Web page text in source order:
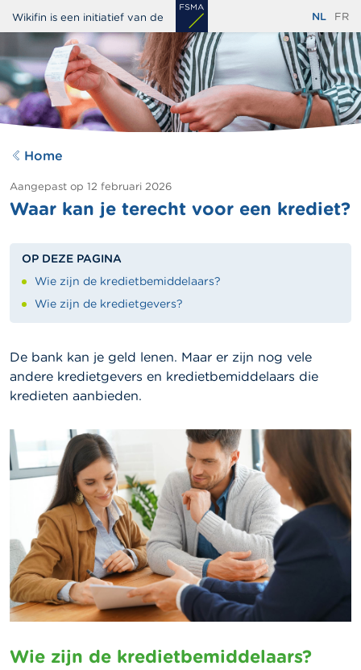
Overslaan
en
de
inhoud
gaan
Wikifin is een initiatief van de NL FR
Home
Aangepast op 12 februari 2026
Waar kan je terecht voor een krediet?
OP DEZE PAGINA
Wie zijn de kredietbemiddelaars?
Wie zijn de kredietgevers?
De bank kan je geld lenen. Maar er zijn nog vele
andere kredietgevers en kredietbemiddelaars die
kredieten aanbieden.
Wie zijn de kredietbemiddelaars?